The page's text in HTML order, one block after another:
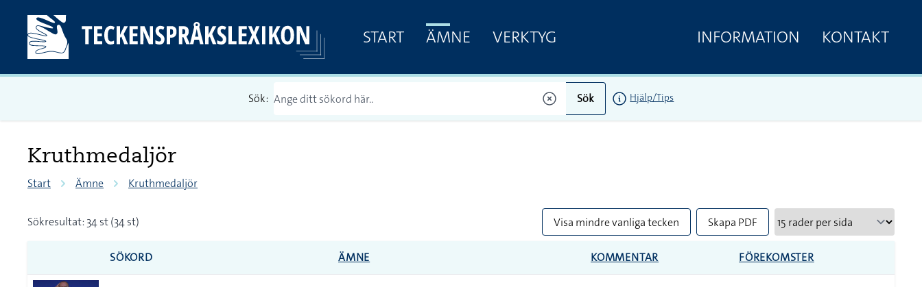
START ÄMNE VERKTYG INFORMATION KONTAKT
Sök: Sök Hjälp/Tips
Kruthmedaljör
Start Ämne Kruthmedaljör
Sökresultat: 34 st (34 st) Visa mindre vanliga tecken Skapa PDF
SÖKORD ÄMNE KOMMENTAR FÖREKOMSTER